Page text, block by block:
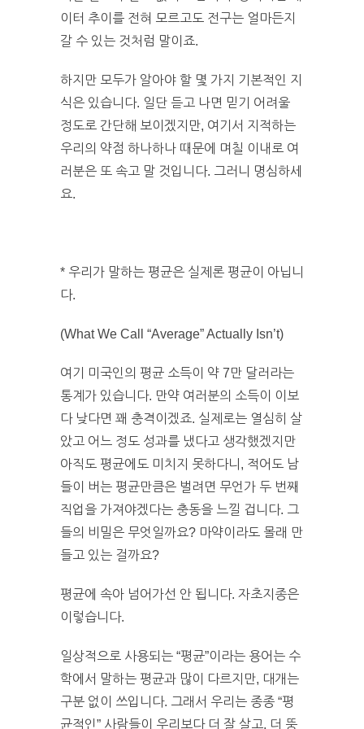
이터 추이를 전혀 모르고도 전구는 얼마든지
갈 수 있는 것처럼 말이죠.
하지만 모두가 알아야 할 몇 가지 기본적인 지
식은 있습니다. 일단 듣고 나면 믿기 어려울
정도로 간단해 보이겠지만, 여기서 지적하는
우리의 약점 하나하나 때문에 며칠 이내로 여
러분은 또 속고 말 것입니다. 그러니 명심하세
요.
* 우리가 말하는 평균은 실제론 평균이 아닙니
다.
(What We Call “Average” Actually Isn’t)
여기 미국인의 평균 소득이 약 7만 달러라는
통계가 있습니다. 만약 여러분의 소득이 이보
다 낮다면 꽤 충격이겠죠. 실제로는 열심히 살
았고 어느 정도 성과를 냈다고 생각했겠지만
아직도 평균에도 미치지 못하다니, 적어도 남
들이 버는 평균만큼은 벌려면 무언가 두 번째
직업을 가져야겠다는 충동을 느낄 겁니다. 그
들의 비밀은 무엇일까요? 마약이라도 몰래 만
들고 있는 걸까요?
평균에 속아 넘어가선 안 됩니다. 자초지종은
이렇습니다.
일상적으로 사용되는 “평균”이라는 용어는 수
학에서 말하는 평균과 많이 다르지만, 대개는
구분 없이 쓰입니다. 그래서 우리는 종종 “평
균적인” 사람들이 우리보다 더 잘 살고, 더 뚱